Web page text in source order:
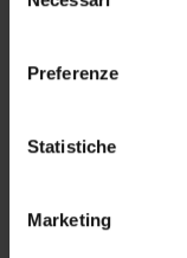
momento dalla
raccogliere
geografica,
Identificare
del
Preferenze
Statistiche
Marketing
Contatti
Luoghi